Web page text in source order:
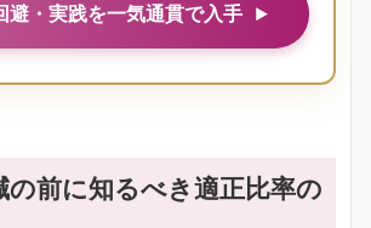
避・実践を一気通貫で入手
の前に知るべき適正比率の